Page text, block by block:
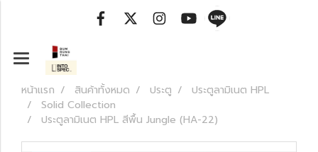
หน้าแรก สินค้าทั้งหมด ประตู
ประตูลามิเนต HPL
Solid Collection
ประตูลามิเนต HPL สีพื้น Jungle (HA-22)